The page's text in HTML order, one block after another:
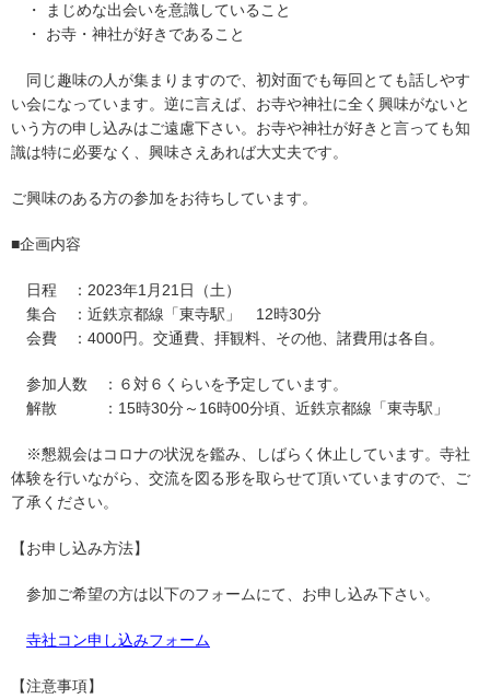
・ まじめな出会いを意識していること
・ お寺・神社が好きであること
同じ趣味の人が集まりますので、初対面でも毎回とても話しやす
い会になっています。逆に言えば、お寺や神社に全く興味がないと
いう方の申し込みはご遠慮下さい。お寺や神社が好きと言っても知
識は特に必要なく、興味さえあれば大丈夫です。
ご興味のある方の参加をお待ちしています。
■企画内容
日程 ：2023年1月21日（土）
集合 ：近鉄京都線「東寺駅」 12時30分
会費 ：4000円。交通費、拝観料、その他、諸費用は各自。
参加人数 ：６対６くらいを予定しています。
解散 ：15時30分～16時00分頃、近鉄京都線「東寺駅」
※懇親会はコロナの状況を鑑み、しばらく休止しています。寺社
体験を行いながら、交流を図る形を取らせて頂いていますので、ご
了承ください。
【お申し込み方法】
参加ご希望の方は以下のフォームにて、お申し込み下さい。
寺社コン申し込みフォーム
【注意事項】